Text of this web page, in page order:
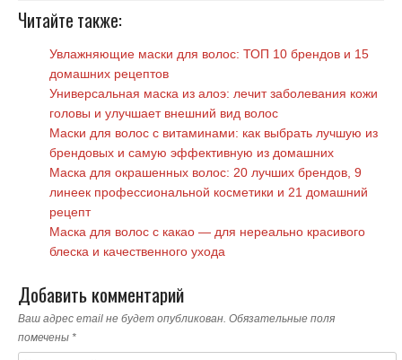
Читайте также:
Увлажняющие маски для волос: ТОП 10 брендов и 15
домашних рецептов
Универсальная маска из алоэ: лечит заболевания кожи
головы и улучшает внешний вид волос
Маски для волос с витаминами: как выбрать лучшую из
брендовых и самую эффективную из домашних
Маска для окрашенных волос: 20 лучших брендов, 9
линеек профессиональной косметики и 21 домашний
рецепт
Маска для волос с какао — для нереально красивого
блеска и качественного ухода
Добавить комментарий
Ваш адрес email не будет опубликован. Обязательные поля
помечены *